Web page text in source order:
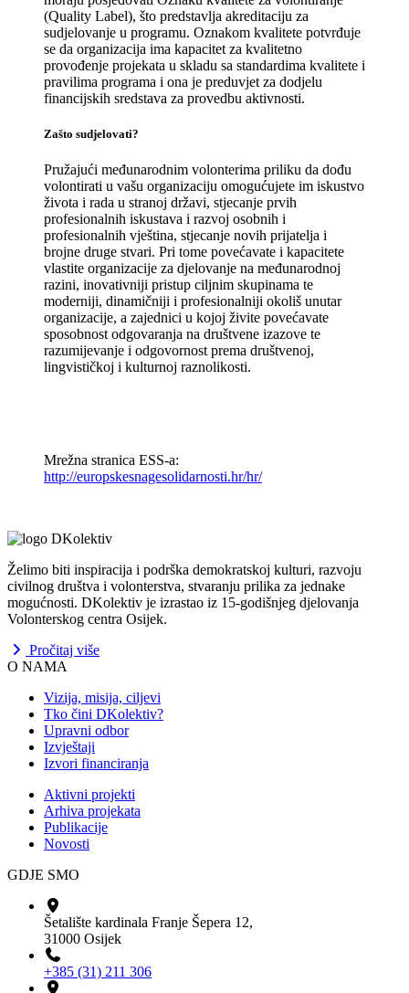
(Quality Label), što predstavlja akreditaciju za
sudjelovanje u programu. Oznakom kvalitete potvrđuje
se da organizacija ima kapacitet za kvalitetno
provođenje projekata u skladu sa standardima kvalitete i
pravilima programa i ona je preduvjet za dodjelu
financijskih sredstava za provedbu aktivnosti.
Zašto sudjelovati?
Pružajući međunarodnim volonterima priliku da dođu
volontirati u vašu organizaciju omogućujete im iskustvo
života i rada u stranoj državi, stjecanje prvih
profesionalnih iskustava i razvoj osobnih i
profesionalnih vještina, stjecanje novih prijatelja i
brojne druge stvari. Pri tome povećavate i kapacitete
vlastite organizacije za djelovanje na međunarodnoj
razini, inovativniji pristup ciljnim skupinama te
moderniji, dinamičniji i profesionalniji okoliš unutar
organizacije, a zajednici u kojoj živite povećavate
sposobnost odgovaranja na društvene izazove te
razumijevanje i odgovornost prema društvenoj,
lingvističkoj i kulturnoj raznolikosti.
Mrežna stranica ESS-a:
http://europskesnagesolidarnosti.hr/hr/
Želimo biti inspiracija i podrška demokratskoj kulturi, razvoju
civilnog društva i volonterstva, stvaranju prilika za jednake
mogućnosti. DKolektiv je izrastao iz 15-godišnjeg djelovanja
Volonterskog centra Osijek.
Pročitaj više
O NAMA
Vizija, misija, ciljevi
Tko čini DKolektiv?
Upravni odbor
Izvještaji
Izvori financiranja
Aktivni projekti
Arhiva projekata
Publikacije
Novosti
GDJE SMO
Šetalište kardinala Franje Šepera 12,
31000 Osijek
+385 (31) 211 306